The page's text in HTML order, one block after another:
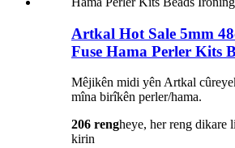
Artkal Hot Sale 5mm
Fuse Hama Perler Kits
Mêjikên midi yên Artkal
mîna birîkên perler/hama.
206 rengheye, her reng dikare
kirin